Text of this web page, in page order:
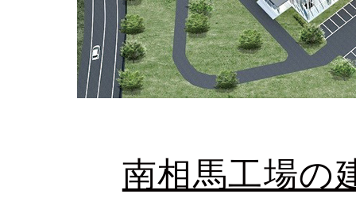
南相馬工場の